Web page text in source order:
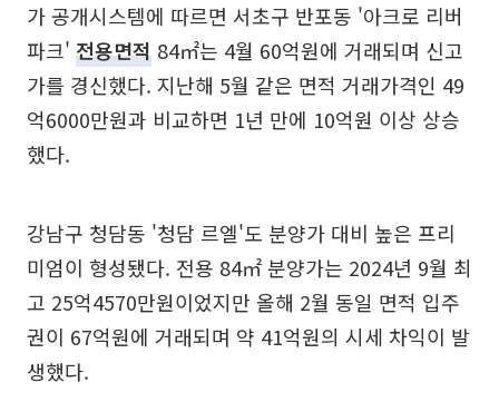
가 공개시스템에 따르면 서초구 반포동 '아크로 리버
파크' 전용면적 84㎡는 4월 60억원에 거래되며 신고
가를 경신했다. 지난해 5월 같은 면적 거래가격인 49
억6000만원과 비교하면 1년 만에 10억원 이상 상승
했다.
강남구 청담동 '청담 르엘'도 분양가 대비 높은 프리
미엄이 형성됐다. 전용 84㎡ 분양가는 2024년 9월 최
고 25억4570만원이었지만 올해 2월 동일 면적 입주
권이 67억원에 거래되며 약 41억원의 시세 차익이 발
생했다.